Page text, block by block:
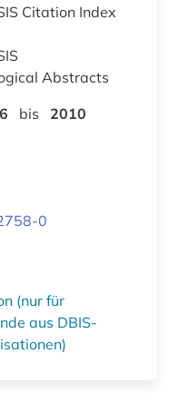
Citation Index
Abstracts
bis 2010
0
(nur für
aus DBIS-